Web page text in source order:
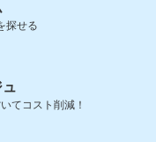
探せる
てコスト削減！